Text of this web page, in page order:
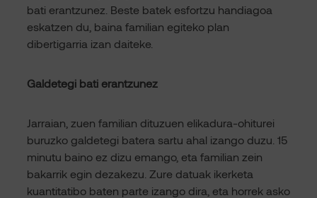
bati erantzunez. Beste batek esfortzu handiagoa
eskatzen du, baina familian egiteko plan
dibertigarria izan daiteke.
Galdetegi bati erantzunez
Jarraian, zuen familian dituzuen elikadura-ohiturei
buruzko galdetegi batera sartu ahal izango duzu. 15
minutu baino ez dizu emango, eta familian zein
bakarrik egin dezakezu. Zure datuak ikerketa
kuantitatibo baten parte izango dira, eta horrek asko